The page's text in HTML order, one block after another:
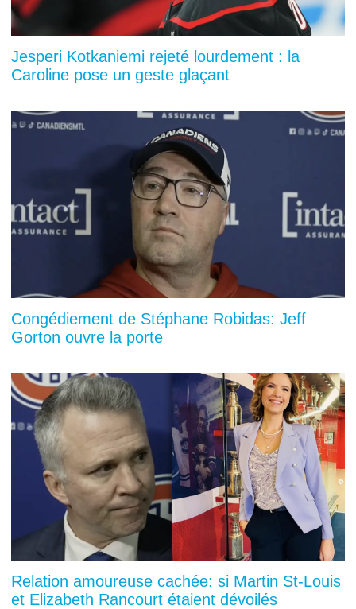
Jesperi Kotkaniemi rejeté lourdement : la
Caroline pose un geste glaçant
Congédiement de Stéphane Robidas: Jeff
Gorton ouvre la porte
Relation amoureuse cachée: si Martin St-Louis
et Elizabeth Rancourt étaient dévoilés